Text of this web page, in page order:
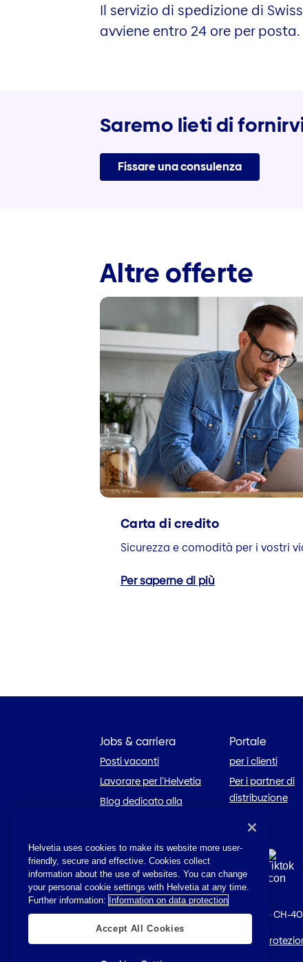
Il servizio di spedizione di
avviene entro 24 ore per posta.
Saremo lieti di
Fissare una consulenza
Altre offerte
Carta di credito
Sicurezza e comodità per i vostri
Per saperne di più
Jobs & carriera
Posti vacanti
Lavorare per l’Helvetia
Blog dedicato alla
Portale
per i clienti
Per i partner di
distribuzione
© 2026 Helvetia·St. Alban-Anlage 26 ·CH-
Disposizioni giuridiche
Helvetia uses cookies to make its website more user-
friendly, secure and effective. Cookies collect
information about the use of websites. You can change
your personal cookie settings with Helvetia at any time.
Further information: Information on data protection
Accept All Cookies